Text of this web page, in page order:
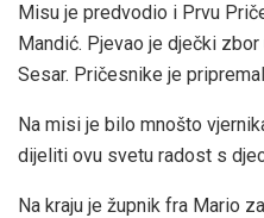
Misu je predvodio i Prvu
Mandić. Pjevao je dječki
Sesar. Pričesnike je
Na misi je bilo mnošto
dijeliti ovu svetu radost s
Na kraju je župnik fra Mario